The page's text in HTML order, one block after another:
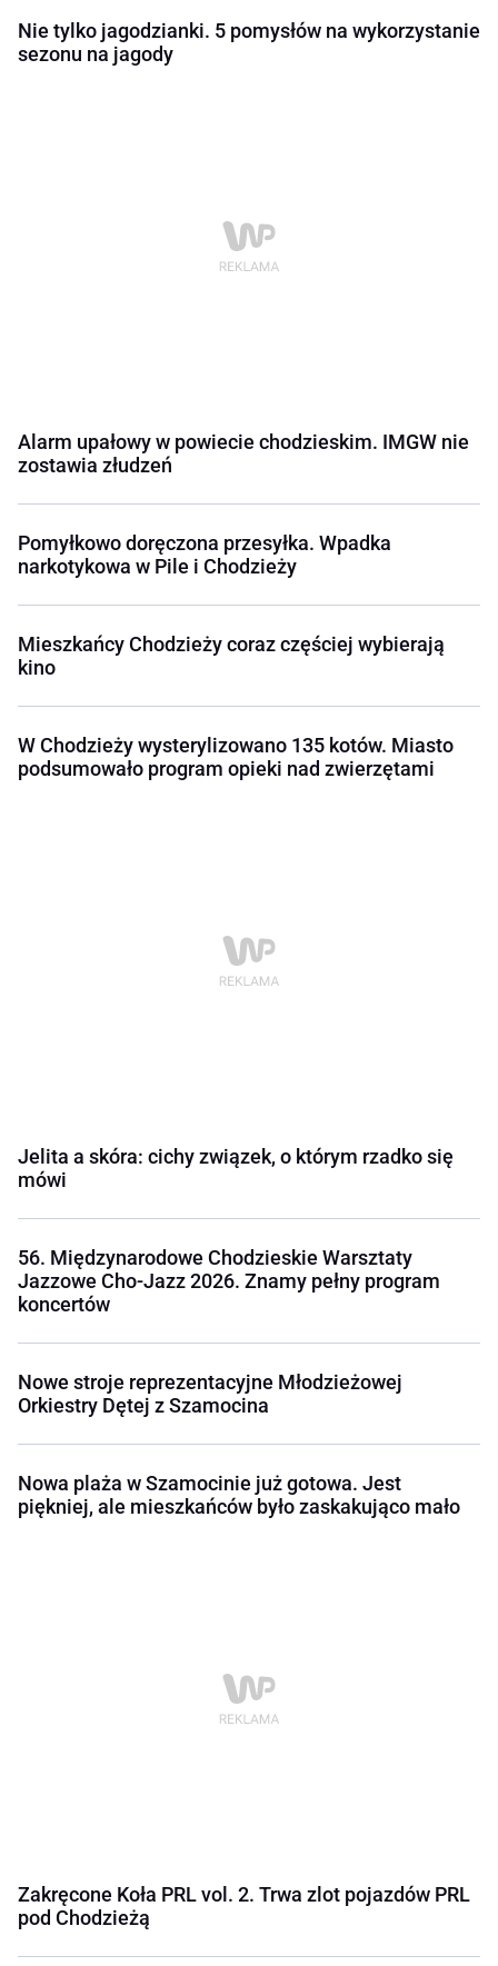
Nie tylko jagodzianki. 5 pomysłów na wykorzystanie
sezonu na jagody
Alarm upałowy w powiecie chodzieskim. IMGW nie
zostawia złudzeń
Pomyłkowo doręczona przesyłka. Wpadka
narkotykowa w Pile i Chodzieży
Mieszkańcy Chodzieży coraz częściej wybierają
kino
W Chodzieży wysterylizowano 135 kotów. Miasto
podsumowało program opieki nad zwierzętami
Jelita a skóra: cichy związek, o którym rzadko się
mówi
56. Międzynarodowe Chodzieskie Warsztaty
Jazzowe Cho-Jazz 2026. Znamy pełny program
koncertów
Nowe stroje reprezentacyjne Młodzieżowej
Orkiestry Dętej z Szamocina
Nowa plaża w Szamocinie już gotowa. Jest
piękniej, ale mieszkańców było zaskakująco mało
Zakręcone Koła PRL vol. 2. Trwa zlot pojazdów PRL
pod Chodzieżą